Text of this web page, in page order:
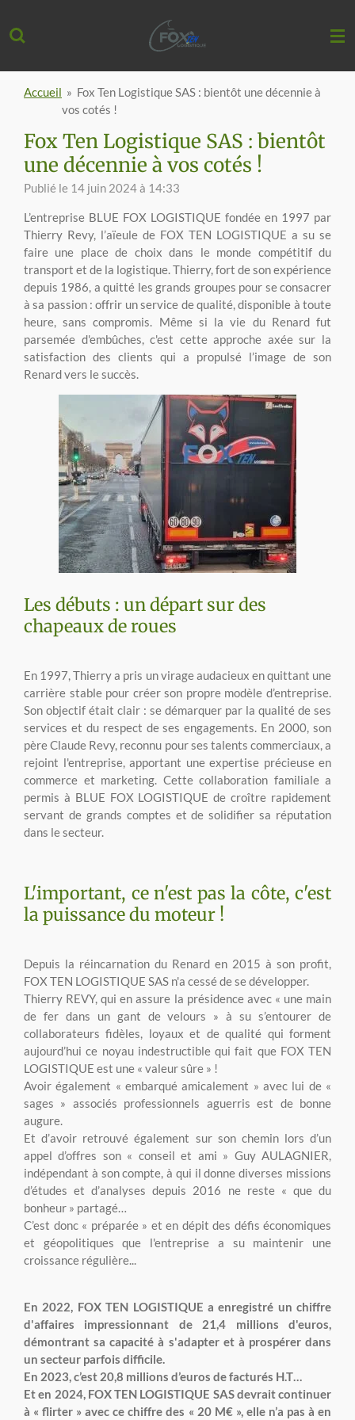
au
Accueil » Fox Ten Logistique SAS : bientôt une décennie à
vos cotés !
Fox Ten Logistique SAS : bientôt
une décennie à vos cotés !
Publié le 14 juin 2024 à 14:33
L’entreprise BLUE FOX LOGISTIQUE fondée en 1997 par
Thierry Revy, l’aïeule de FOX TEN LOGISTIQUE a su se
faire une place de choix dans le monde compétitif du
transport et de la logistique. Thierry, fort de son expérience
depuis 1986, a quitté les grands groupes pour se consacrer
à sa passion : offrir un service de qualité, disponible à toute
heure, sans compromis. Même si la vie du Renard fut
parsemée d'embûches, c'est cette approche axée sur la
satisfaction des clients qui a propulsé l’image de son
Renard vers le succès.
Les débuts : un départ sur des
chapeaux de roues
En 1997, Thierry a pris un virage audacieux en quittant une
carrière stable pour créer son propre modèle d’entreprise.
Son objectif était clair : se démarquer par la qualité de ses
services et du respect de ses engagements. En 2000, son
père Claude Revy, reconnu pour ses talents commerciaux, a
rejoint l'entreprise, apportant une expertise précieuse en
commerce et marketing. Cette collaboration familiale a
permis à BLUE FOX LOGISTIQUE de croître rapidement
servant de grands comptes et de solidifier sa réputation
dans le secteur.
L'important, ce n'est pas la côte, c'est
la puissance du moteur !
Depuis la réincarnation du Renard en 2015 à son profit,
FOX TEN LOGISTIQUE SAS n'a cessé de se développer.
Thierry REVY, qui en assure la présidence avec « une main
de fer dans un gant de velours » à su s’entourer de
collaborateurs fidèles, loyaux et de qualité qui forment
aujourd’hui ce noyau indestructible qui fait que FOX TEN
LOGISTIQUE est une « valeur sûre » !
Avoir également « embarqué amicalement » avec lui de «
sages » associés professionnels aguerris est de bonne
augure.
Et d’avoir retrouvé également sur son chemin lors d’un
appel d’offres son « conseil et ami » Guy AULAGNIER,
indépendant à son compte, à qui il donne diverses missions
d’études et d’analyses depuis 2016 ne reste « que du
bonheur » partagé…
C’est donc « préparée » et en dépit des défis économiques
et géopolitiques que l'entreprise a su maintenir une
croissance régulière...
En 2022, FOX TEN LOGISTIQUE a enregistré un chiffre
d'affaires impressionnant de 21,4 millions d'euros,
démontrant sa capacité à s'adapter et à prospérer dans
un secteur parfois difficile.
En 2023, c’est 20,8 millions d’euros de facturés H.T…
Et en 2024, FOX TEN LOGISTIQUE SAS devrait continuer
à « flirter » avec ce chiffre des « 20 M€ », elle n’a pas à en